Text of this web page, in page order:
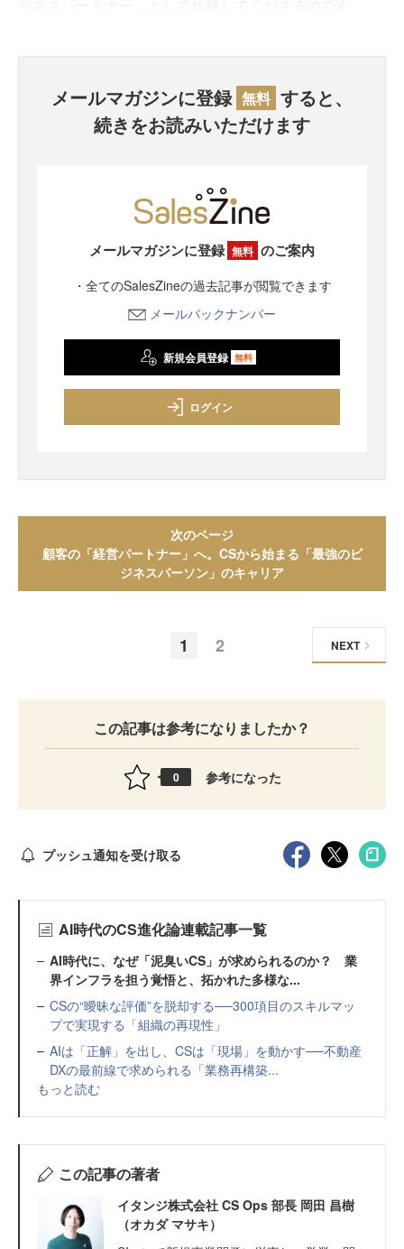
メールマガジンに登録 無料 すると、
続きをお読みいただけます
メールマガジンに登録 無料 のご案内
・全てのSalesZineの過去記事が閲覧できます
メールバックナンバー
新規会員登録 無料
ログイン
次のページ
顧客の「経営パートナー」へ。CSから始まる「最強のビ
ジネスパーソン」のキャリア
1 2 NEXT
この記事は参考になりましたか？
0 参考になった
プッシュ通知を受け取る
AI時代のCS進化論連載記事一覧
AI時代に、なぜ「泥臭いCS」が求められるのか？ 業
界インフラを担う覚悟と、拓かれた多様な...
CSの“曖昧な評価”を脱却する──300項目のスキルマッ
プで実現する「組織の再現性」
AIは「正解」を出し、CSは「現場」を動かす──不動産
DXの最前線で求められる「業務再構築...
もっと読む
この記事の著者
イタンジ株式会社 CS Ops 部長 岡田 昌樹
（オカダ マサキ）